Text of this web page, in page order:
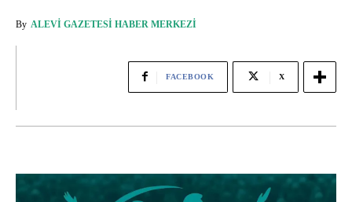
By ALEVI GAZETESI HABER MERKEZI
FACEBOOK X